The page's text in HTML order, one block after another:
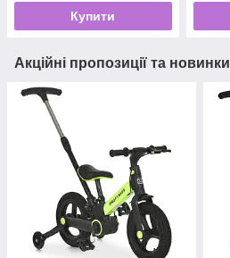
Купити
Акційні пропозиції та новинки